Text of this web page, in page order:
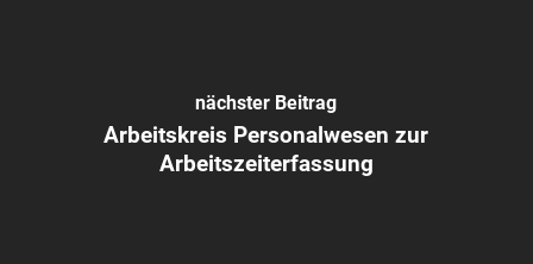
nächster Beitrag
Arbeitskreis Personalwesen zur
Arbeitszeiterfassung